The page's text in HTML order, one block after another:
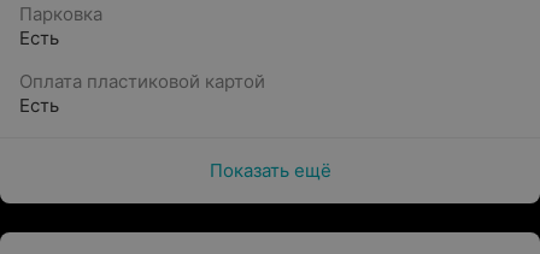
Парковка
Есть
Оплата пластиковой картой
Есть
Показать ещё